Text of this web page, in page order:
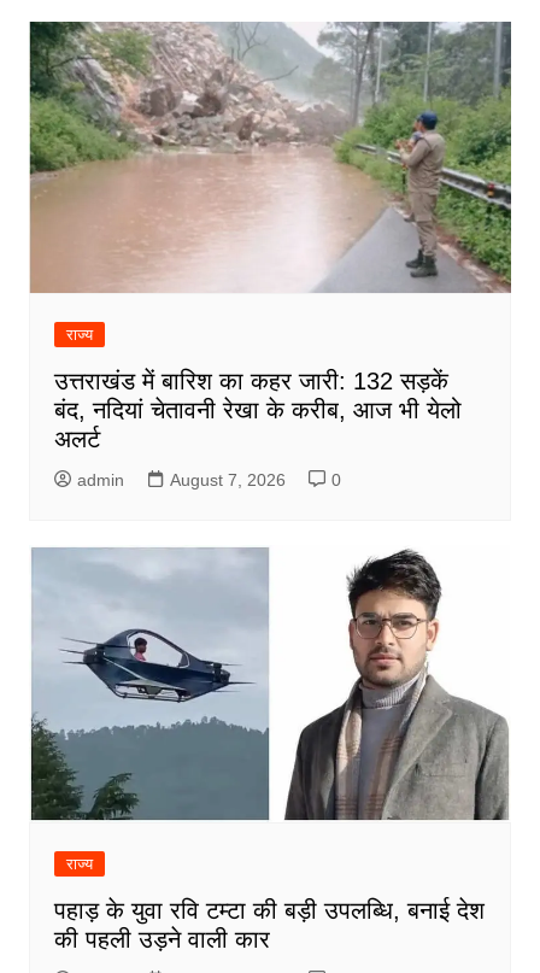
राज्य
उत्तराखंड में बारिश का कहर जारी: 132 सड़कें
बंद, नदियां चेतावनी रेखा के करीब, आज भी येलो
अलर्ट
admin August 7, 2026 0
राज्य
पहाड़ के युवा रवि टम्टा की बड़ी उपलब्धि, बनाई देश
की पहली उड़ने वाली कार